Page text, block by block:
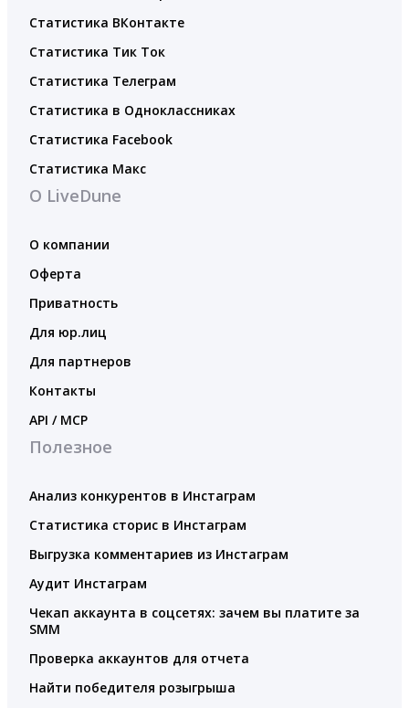
Статистика ВКонтакте
Статистика Тик Ток
Статистика Телеграм
Статистика в Одноклассниках
Статистика Facebook
Статистика Макс
О LiveDune
О компании
Оферта
Приватность
Для юр.лиц
Для партнеров
Контакты
API / MCP
Полезное
Анализ конкурентов в Инстаграм
Статистика сторис в Инстаграм
Выгрузка комментариев из Инстаграм
Аудит Инстаграм
Чекап аккаунта в соцсетях: зачем вы платите за
SMM
Проверка аккаунтов для отчета
Найти победителя розыгрыша